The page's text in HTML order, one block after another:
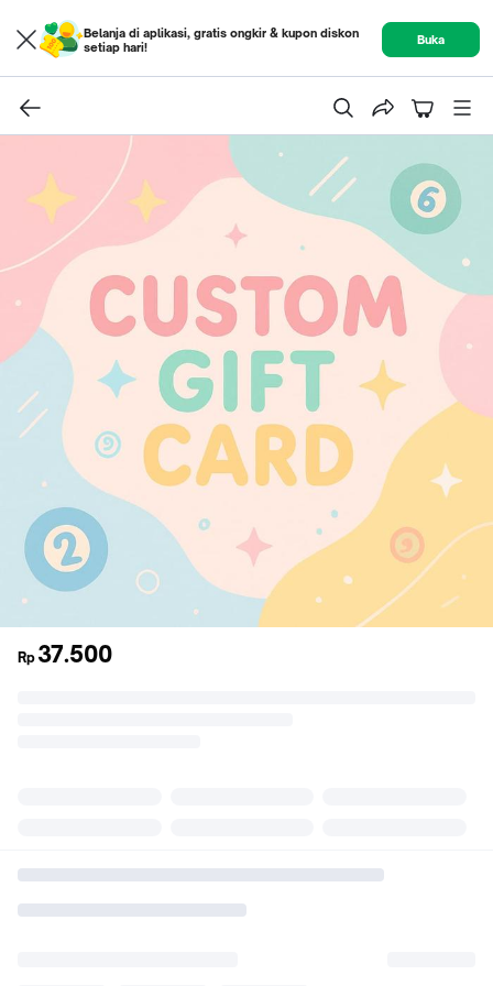
Belanja di aplikasi, gratis ongkir & kupon diskon
setiap hari!
Buka
Rp 37.500